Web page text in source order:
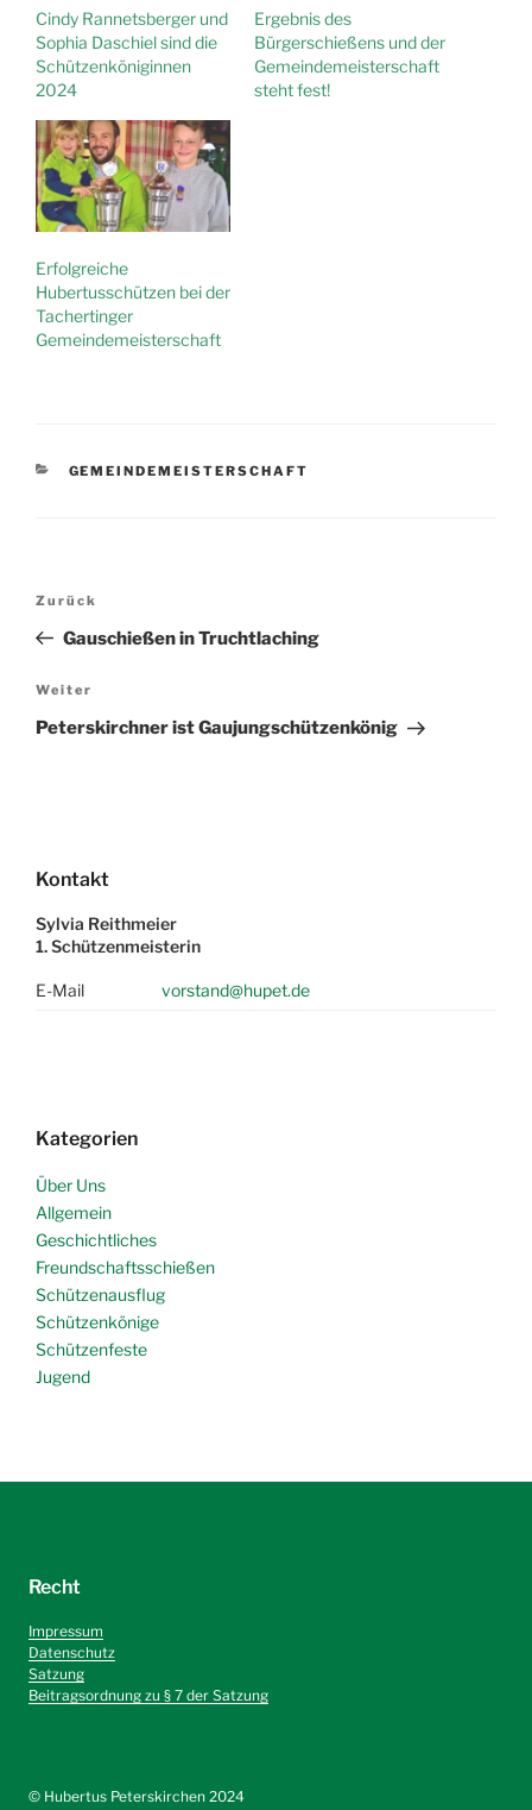
Cindy Rannetsberger und
Sophia Daschiel sind die
Schützenköniginnen
2024
Ergebnis des
Bürgerschießens und der
Gemeindemeisterschaft
steht fest!
Erfolgreiche
Hubertusschützen bei der
Tachertinger
Gemeindemeisterschaft
KATEGORIEN
GEMEINDEMEISTERSCHAFT
Vorheriger
Beitrag
Zurück
Gauschießen in Truchtlaching
Nächster
Beitrag
Weiter
Peterskirchner ist Gaujungschützenkönig
Kontakt
Sylvia Reithmeier
1. Schützenmeisterin
E-Mail vorstand@hupet.de
Kategorien
Über Uns
Allgemein
Geschichtliches
Freundschaftsschießen
Schützenausflug
Schützenkönige
Schützenfeste
Jugend
Recht
Impressum
Datenschutz
Satzung
Beitragsordnung zu § 7 der Satzung
©️ Hubertus Peterskirchen 2024